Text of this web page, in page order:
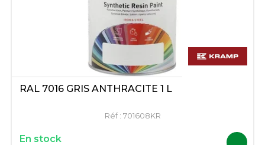
RAL 7016 GRIS ANTHRACITE 1 L
Réf : 701608KR
En stock